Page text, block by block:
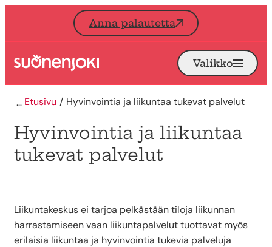
Siirry sisältöön
Anna palautetta
Etusivu Avaa
Valikko
Etusivu Hyvinvointia ja liikuntaa tukevat palvelut
Hyvinvointia ja liikuntaa
tukevat palvelut
Liikuntakeskus ei tarjoa pelkästään tiloja liikunnan
harrastamiseen vaan liikuntapalvelut tuottavat myös
erilaisia liikuntaa ja hyvinvointia tukevia palveluja